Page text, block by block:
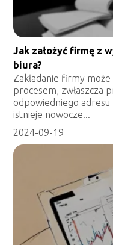
Jak założyć firmę z
biura?
Zakładanie firmy
procesem, zwłaszcza
odpowiedniego adresu
istnieje nowocze...
2024-09-19